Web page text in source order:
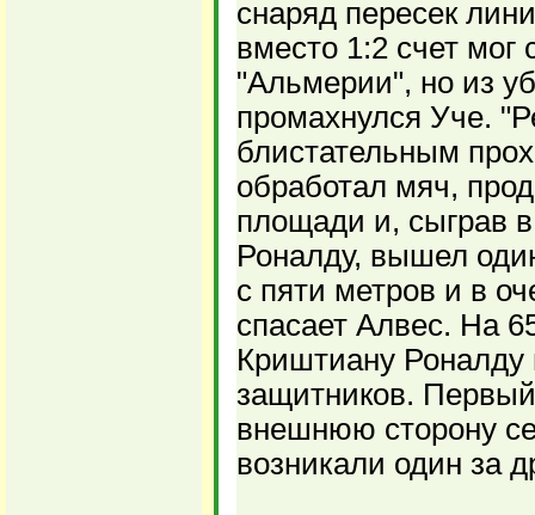
снаряд пересек
вместо 1:2 счет мог
"Альмерии", но из
промахнулся Уче.
блистательным
обработал мяч,
площади и, сыграв
Роналду, вышел
с пяти метров и в
спасает Алвес. На
Криштиану
защитников.
внешнюю сторону
возникали один за